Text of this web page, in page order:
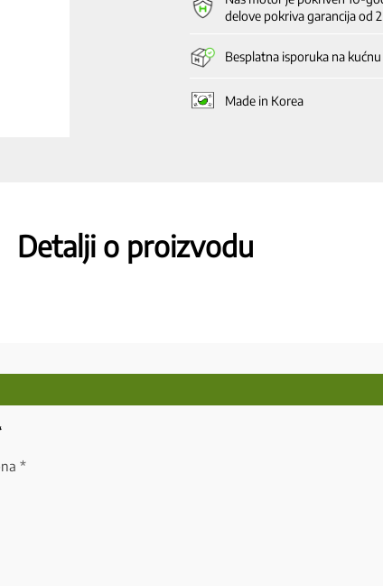
količina
delove pokriva garancija od
Besplatna isporuka na
Made in Korea
Detalji o proizvodu
*